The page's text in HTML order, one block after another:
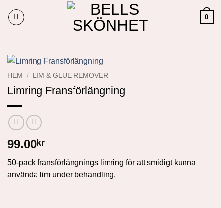
0
HEM / LIM & GLUE REMOVER
Limring Fransförlängning
99.00kr
50-pack fransförlängnings limring för att smidigt kunna
använda lim under behandling.